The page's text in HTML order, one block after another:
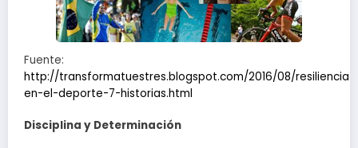
Fuente:
http://transformatuestres.blogspot.com/2016/08/resiliencia-
en-el-deporte-7-historias.html
Disciplina y Determinación